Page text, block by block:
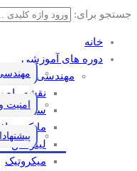
جستجو برای:
خانه
دوره های آموزشی
مهندسی شبکه
نقشه راه
سیسکو
لینوکس
میکروتیک